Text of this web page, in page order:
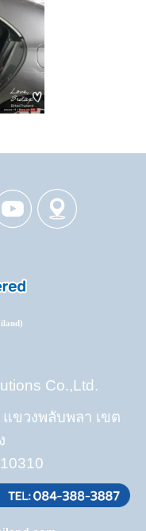
Co.,Ltd.
ขวงพลับพลา เขต